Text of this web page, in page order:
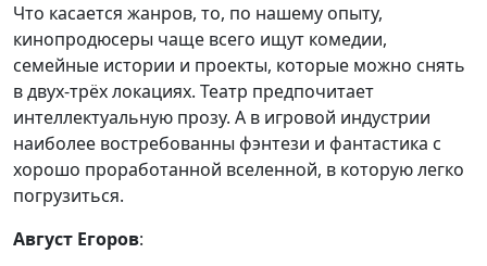
Что касается жанров, то, по нашему опыту,
кинопродюсеры чаще всего ищут комедии,
семейные истории и проекты, которые можно снять
в двух-трёх локациях. Театр предпочитает
интеллектуальную прозу. А в игровой индустрии
наиболее востребованны фэнтези и фантастика с
хорошо проработанной вселенной, в которую легко
погрузиться.
Август Егоров: